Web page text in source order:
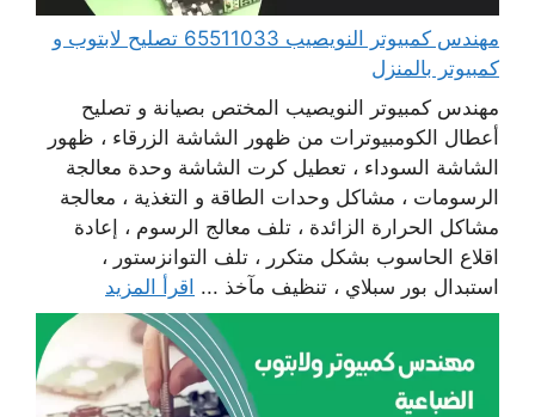
مهندس كمبيوتر النويصيب 65511033 تصليح لابتوب و
كمبيوتر بالمنزل
مهندس كمبيوتر النويصيب المختص بصيانة و تصليح
أعطال الكومبيوترات من ظهور الشاشة الزرقاء ، ظهور
الشاشة السوداء ، تعطيل كرت الشاشة وحدة معالجة
الرسومات ، مشاكل وحدات الطاقة و التغذية ، معالجة
مشاكل الحرارة الزائدة ، تلف معالج الرسوم ، إعادة
اقلاع الحاسوب بشكل متكرر ، تلف التوانزستور ،
استبدال بور سبلاي ، تنظيف مآخذ ... اقرأ المزيد